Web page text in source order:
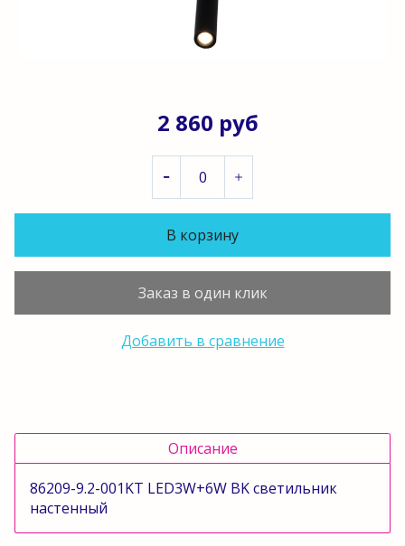
2 860 руб
В корзину
Заказ в один клик
Добавить в сравнение
Описание
86209-9.2-001KT LED3W+6W BK светильник
настенный